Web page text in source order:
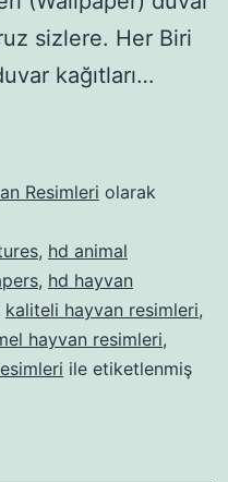
sizlere. Her Biri
kağıtları…
Resimleri olarak
, hd animal
, hd hayvan
kaliteli hayvan resimleri,
hayvan resimleri,
ile etiketlenmiş